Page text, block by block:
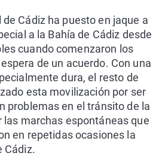
Cádiz ha puesto en jaque a
a la Bahía de Cádiz desde
cuando comenzaron los
de un acuerdo. Con una
dura, el resto de
esta movilización por ser
problemas en el tránsito de la
marchas espontáneas que
en repetidas ocasiones la
Cádiz.